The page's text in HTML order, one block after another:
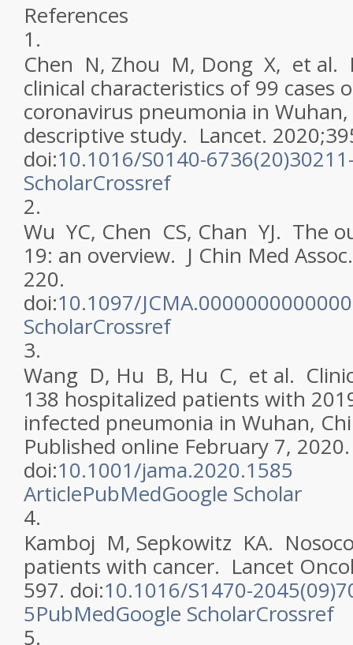
References
1.
Chen N, Zhou M, Dong X, et al.
clinical characteristics of 99 cases
coronavirus pneumonia in Wuhan,
descriptive study. Lancet.
doi:10.1016/S0140-
ScholarCrossref
2.
Wu YC, Chen CS, Chan YJ. The
19: an overview. J Chin Med Assoc
220.
doi:10.1097/
ScholarCrossref
3.
Wang D, Hu B, Hu C, et al.
138 hospitalized patients with
infected pneumonia in Wuhan,
Published online February 7, 2020.
doi:10.1001/jama.2020.1585
ArticlePubMedGoogle Scholar
4.
Kamboj M, Sepkowitz KA.
patients with cancer. Lancet
597. doi:10.1016/S1470-
5PubMedGoogle ScholarCrossref
5.